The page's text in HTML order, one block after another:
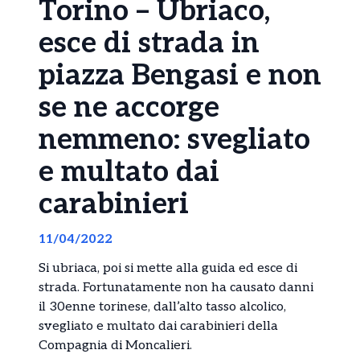
Torino – Ubriaco,
esce di strada in
piazza Bengasi e non
se ne accorge
nemmeno: svegliato
e multato dai
carabinieri
11/04/2022
Si ubriaca, poi si mette alla guida ed esce di
strada. Fortunatamente non ha causato danni
il 30enne torinese, dall’alto tasso alcolico,
svegliato e multato dai carabinieri della
Compagnia di Moncalieri.